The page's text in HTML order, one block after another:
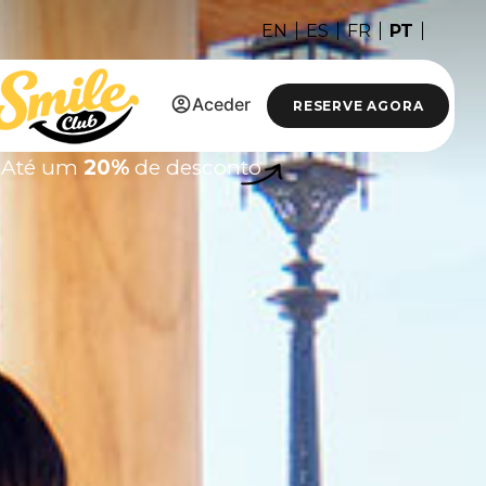
EN ES FR PT
Aceder RESERVE AGORA
Até um 20% de desconto